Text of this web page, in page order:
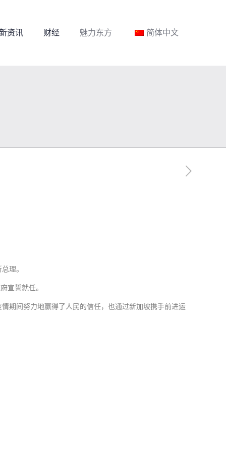
资讯 财经 魅力东方 简体中文
理。
宣誓就任。
期间努力地赢得了人民的信任，也通过新加坡携手前进运